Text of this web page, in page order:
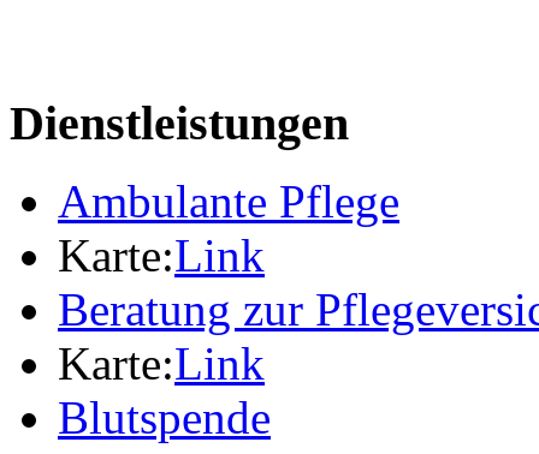
Dienstleistungen
Ambulante Pflege
Karte:Link
Beratung zur
Karte:Link
Blutspende